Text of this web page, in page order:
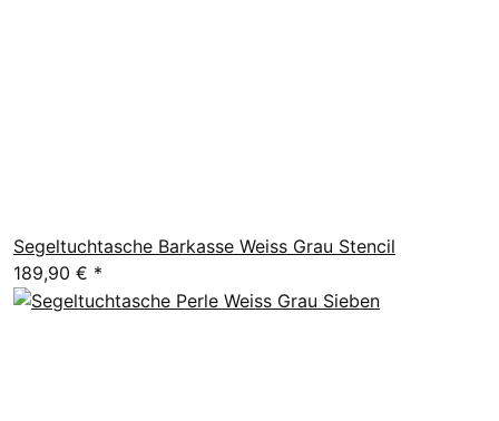
Segeltuchtasche Barkasse Weiss Grau Stencil
189,90 € *